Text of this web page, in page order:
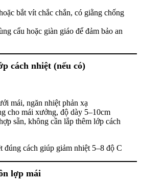
bắt vít chắc chắn, có giằng chống
cẩu hoặc giàn giáo để đảm bảo an
cách nhiệt (nếu có)
mái, ngăn nhiệt phản xạ
cho mái xưởng, độ dày 5–10cm
sẵn, không cần lắp thêm lớp cách
đúng cách giúp giảm nhiệt 5–8 độ C
lợp mái